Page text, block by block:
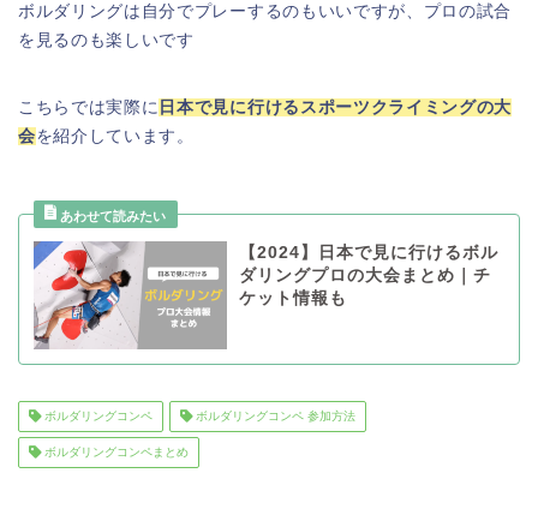
ボルダリングは自分でプレーするのもいいですが、プロの試合
を見るのも楽しいです
こちらでは実際に 日本で見に行けるスポーツクライミングの大
会を紹介しています。
【2024】日本で見に行けるボル
ダリングプロの大会まとめ｜チ
ケット情報も
ボルダリングコンペ ボルダリングコンペ 参加方法
ボルダリングコンペまとめ